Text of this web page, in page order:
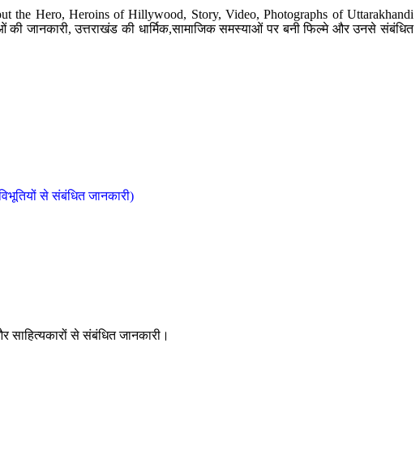
the Hero, Heroins of Hillywood, Story, Video, Photographs of Uttarakhandi
जानकारी, उत्तराखंड की धार्मिक,सामाजिक समस्याओं पर बनी फिल्मे और उनसे संबंधित
से संबंधित जानकारी)
से संबंधित जानकारी।